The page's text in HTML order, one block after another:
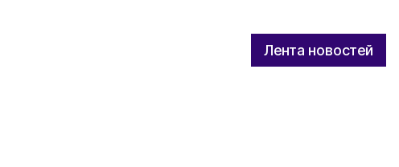
Лента новостей